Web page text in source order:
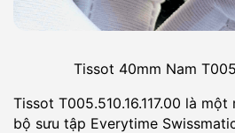
Tissot 40mm Nam
Tissot T005.510.16.117.00 là
bộ sưu tập Everytime